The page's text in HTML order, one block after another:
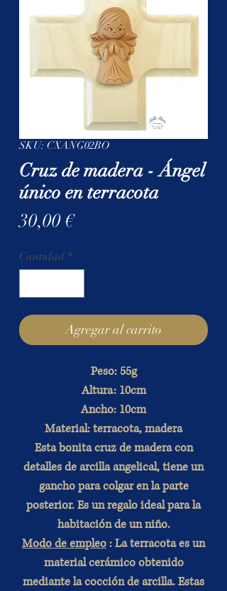
SKU: CXANG02BO
Cruz de madera - Ángel
único en terracota
30,00 €Precio
Cantidad *
Agregar al carrito
Peso: 55g
Altura: 10cm
Ancho: 10cm
Material: terracota, madera
Esta bonita cruz de madera con
detalles de arcilla angelical, tiene un
gancho para colgar en la parte
posterior. Es un regalo ideal para la
habitación de un niño.
Modo de empleo: La terracota es un
material cerámico obtenido
mediante la cocción de arcilla. Estas